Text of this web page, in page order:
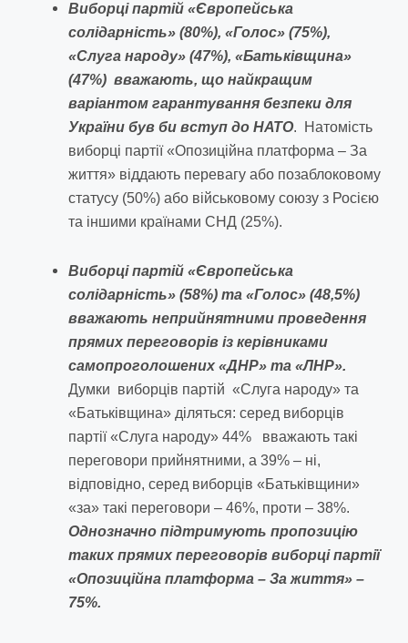
Виборці партій «Європейська
солідарність» (80%), «Голос» (75%),
«Слуга народу» (47%), «Батьківщина»
(47%) вважають, що найкращим
варіантом гарантування безпеки для
України був би вступ до НАТО. Натомість
виборці партії «Опозиційна платформа – За
життя» віддають перевагу або позаблоковому
статусу (50%) або військовому союзу з Росією
та іншими країнами СНД (25%).
Виборці партій «Європейська
солідарність» (58%) та «Голос» (48,5%)
вважають неприйнятними проведення
прямих переговорів із керівниками
самопроголошених «ДНР» та «ЛНР».
Думки виборців партій «Слуга народу» та
«Батьківщина» діляться: серед виборців
партії «Слуга народу» 44% вважають такі
переговори прийнятними, а 39% – ні,
відповідно, серед виборців «Батьківщини»
«за» такі переговори – 46%, проти – 38%.
Однозначно підтримують пропозицію
таких прямих переговорів виборці партії
«Опозиційна платформа – За життя» –
75%.